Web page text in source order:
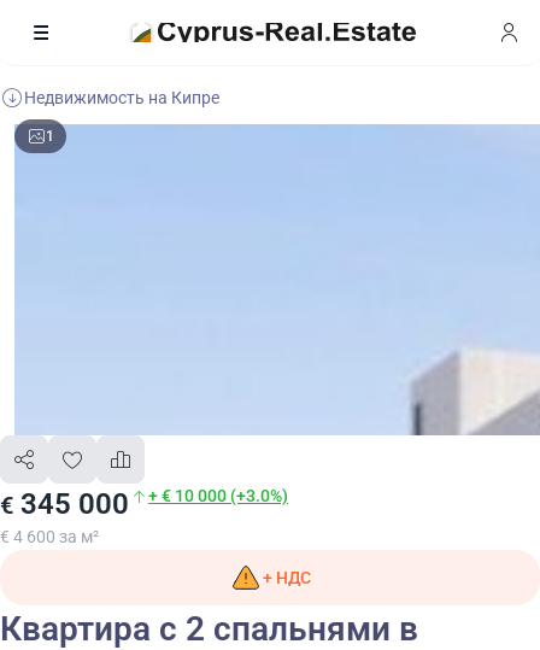
Недвижимость на Кипре
1
€ 345 000 + € 10 000 (+3.0%)
€ 4 600 за м²
+ НДС
Квартира с 2 спальнями в